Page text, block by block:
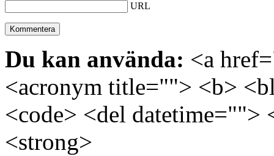
URL
Du kan använda: <a
<acronym title=""> <b>
<code> <del
<strong>